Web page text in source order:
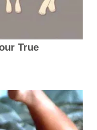
True